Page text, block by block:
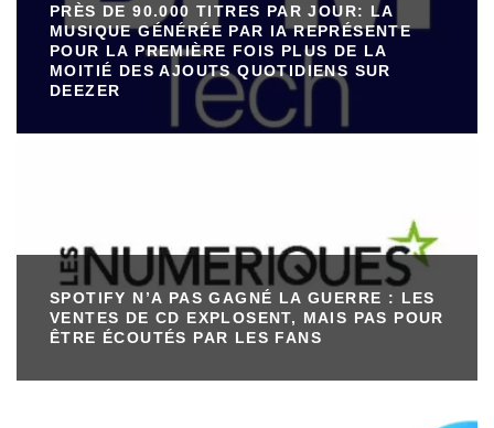
PRÈS DE 90.000 TITRES PAR JOUR: LA
MUSIQUE GÉNÉRÉE PAR IA REPRÉSENTE
POUR LA PREMIÈRE FOIS PLUS DE LA
MOITIÉ DES AJOUTS QUOTIDIENS SUR
DEEZER
SPOTIFY N’A PAS GAGNÉ LA GUERRE : LES
VENTES DE CD EXPLOSENT, MAIS PAS POUR
ÊTRE ÉCOUTÉS PAR LES FANS